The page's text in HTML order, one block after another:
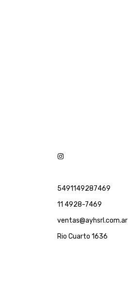
5491149287469
11 4928-7469
ventas@ayhsrl.com.ar
Rio Cuarto 1636